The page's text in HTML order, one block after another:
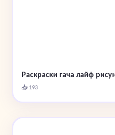
Раскраски гача лайф
📥 193